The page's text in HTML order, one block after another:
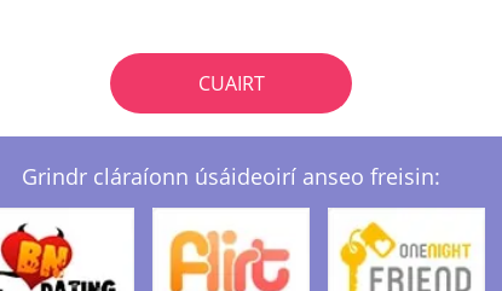
CUAIRT
Grindr cláraíonn úsáideoirí anseo freisin: